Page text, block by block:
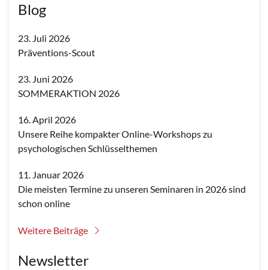
Blog
23. Juli 2026
Präventions-Scout
23. Juni 2026
SOMMERAKTION 2026
16. April 2026
Unsere Reihe kompakter Online-Workshops zu
psychologischen Schlüsselthemen
11. Januar 2026
Die meisten Termine zu unseren Seminaren in 2026 sind
schon online
Weitere Beiträge
Newsletter